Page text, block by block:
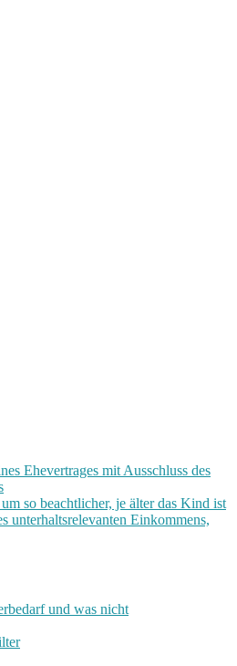
Ehevertrages mit Ausschluss des
so beachtlicher, je älter das Kind ist
unterhaltsrelevanten Einkommens,
und was nicht